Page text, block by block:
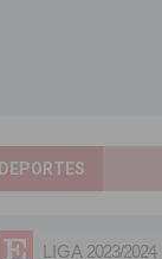
DEPORTES